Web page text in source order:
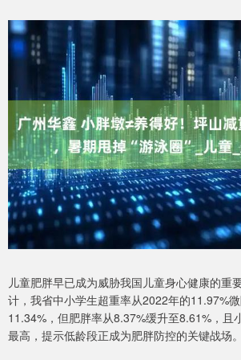
儿童肥胖早已成为威胁我国儿童身心健康的重
计，我省中小学生超重率从2022年的11.97%
11.34%，但肥胖率从8.37%缓升至8.61%，且
最高，提示低龄段正成为肥胖防控的关键战场。